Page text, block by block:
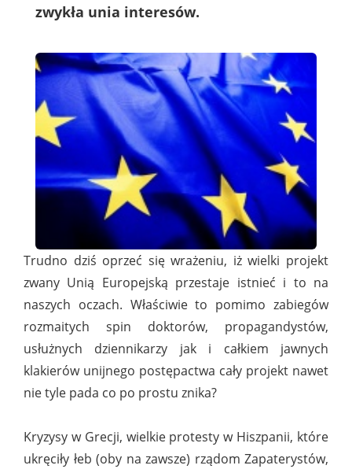
zwykła unia interesów.
Trudno dziś oprzeć się wrażeniu, iż wielki projekt
zwany Unią Europejską przestaje istnieć i to na
naszych oczach. Właściwie to pomimo zabiegów
rozmaitych spin doktorów, propagandystów,
usłużnych dziennikarzy jak i całkiem jawnych
klakierów unijnego postępactwa cały projekt nawet
nie tyle pada co po prostu znika?
Kryzysy w Grecji, wielkie protesty w Hiszpanii, które
ukręciły łeb (oby na zawsze) rządom Zapaterystów,